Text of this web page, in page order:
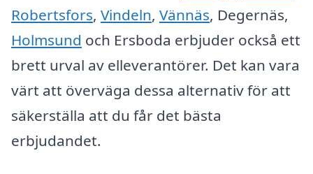
Robertsfors, Vindeln, Vännäs, Degernäs,
Holmsund och Ersboda erbjuder också ett
brett urval av elleverantörer. Det kan vara
värt att överväga dessa alternativ för att
säkerställa att du får det bästa
erbjudandet.